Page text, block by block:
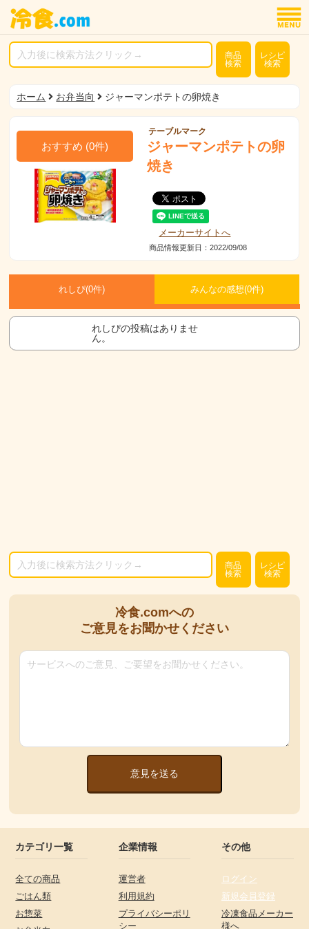
商品
検索
レシピ
検索
ホーム お弁当向 ジャーマンポテトの卵焼き
おすすめ (0件)
テーブルマーク
ジャーマンポテトの卵
焼き
メーカーサイトへ
商品情報更新日：2022/09/08
れしぴ(0件) みんなの感想(0件)
れしぴの投稿はありませ
ん。
商品
検索
レシピ
検索
冷食.comへの
ご意見をお聞かせください
意見を送る
カテゴリ一覧
全ての商品
ごはん類
お惣菜
企業情報
運営者
利用規約
プライバシーポリ
シー
その他
ログイン
新規会員登録
冷凍食品メーカー
様へ